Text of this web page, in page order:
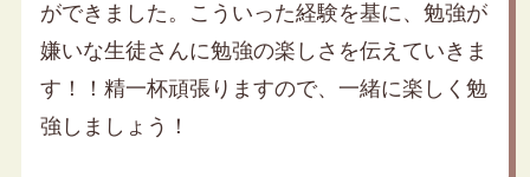
ができました。こういった経験を基に、勉強が
嫌いな生徒さんに勉強の楽しさを伝えていきま
す！！精一杯頑張りますので、一緒に楽しく勉
強しましょう！